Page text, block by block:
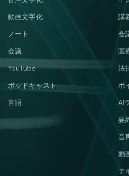
動画文字化
ノート
会議
YouTube
ポッドキャスト
言語
講
会
医
法
ボ
AI
要
音
動
テ